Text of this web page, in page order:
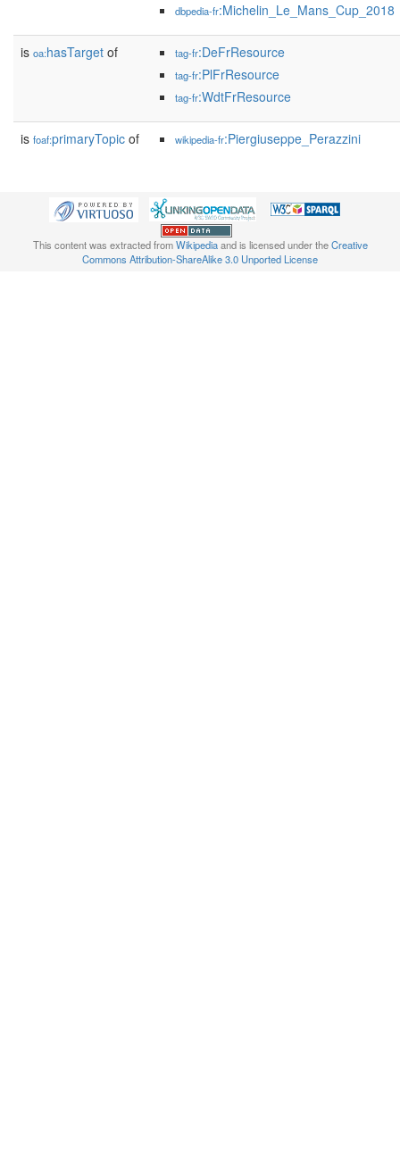
dbpedia-fr:Michelin_Le_Mans_Cup_2018
is oa:hasTarget of tag-fr:DeFrResource
tag-fr:PlFrResource
tag-fr:WdtFrResource
is foaf:primaryTopic of wikipedia-fr:Piergiuseppe_Perazzini
This content was extracted fromWikipediaand is licensed under theCreative
Commons Attribution-ShareAlike 3.0 Unported License